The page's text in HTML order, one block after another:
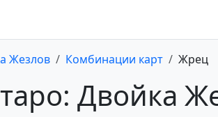
Жезлов Комбинации карт Жрец
Двойка